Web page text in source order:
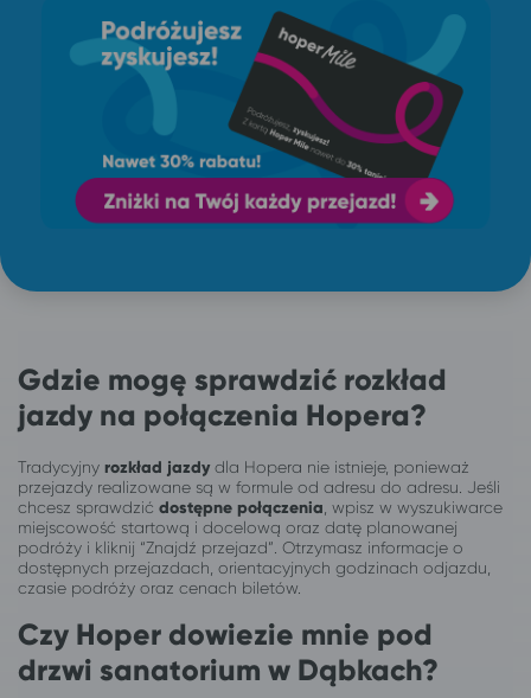
Gdzie mogę sprawdzić rozkład
jazdy na połączenia Hopera?
Tradycyjny rozkład jazdydla Hopera nie istnieje, ponieważ
przejazdy realizowane są w formule od adresu do adresu. Jeśli
chcesz sprawdzić dostępne połączenia , wpisz w wyszukiwarce
miejscowość startową i docelową oraz datę planowanej
podróży i kliknij “Znajdź przejazd”. Otrzymasz informacje o
dostępnych przejazdach, orientacyjnych godzinach odjazdu,
czasie podróży oraz cenach biletów.
Czy Hoper dowiezie mnie pod
drzwi sanatorium w Dąbkach?